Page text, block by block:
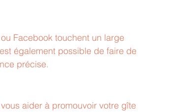
Facebook touchent un large
également possible de faire de
précise.
aider à promouvoir votre gîte